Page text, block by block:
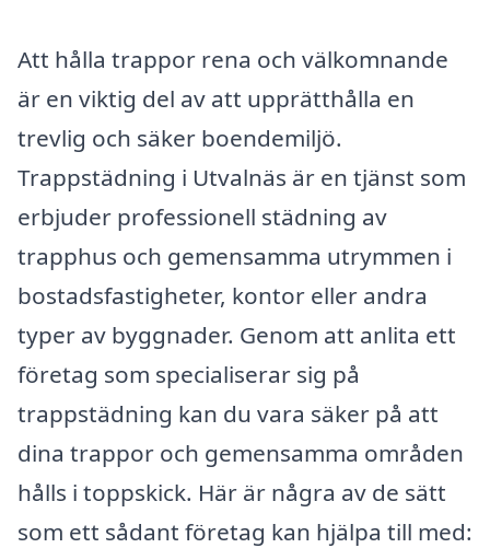
Att hålla trappor rena och välkomnande
är en viktig del av att upprätthålla en
trevlig och säker boendemiljö.
Trappstädning i Utvalnäs är en tjänst som
erbjuder professionell städning av
trapphus och gemensamma utrymmen i
bostadsfastigheter, kontor eller andra
typer av byggnader. Genom att anlita ett
företag som specialiserar sig på
trappstädning kan du vara säker på att
dina trappor och gemensamma områden
hålls i toppskick. Här är några av de sätt
som ett sådant företag kan hjälpa till med: